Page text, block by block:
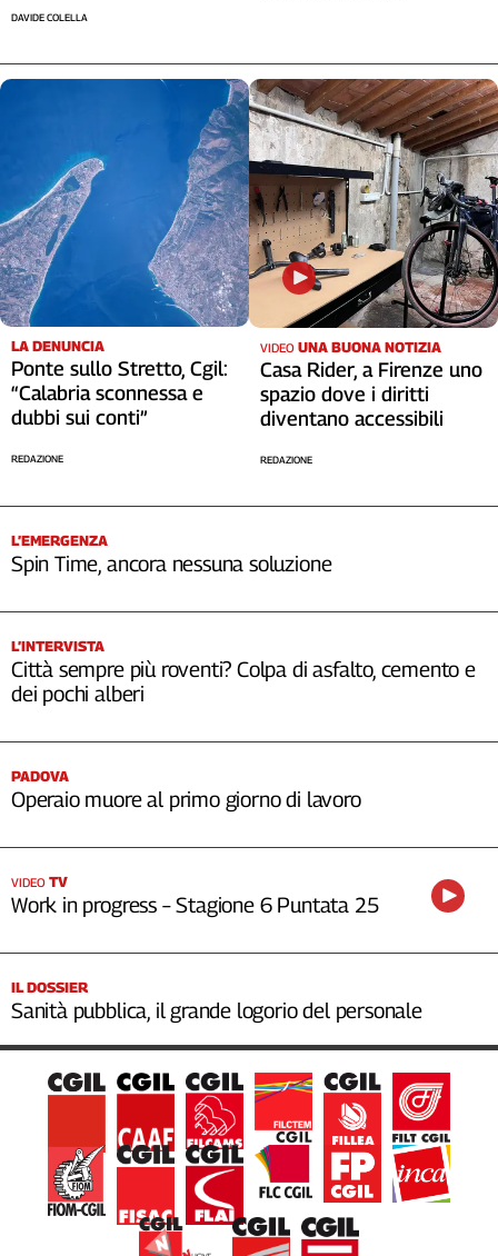
DAVIDE COLELLA
LA DENUNCIA
Ponte sullo Stretto, Cgil:
“Calabria sconnessa e
dubbi sui conti”
REDAZIONE
VIDEO UNA BUONA NOTIZIA
Casa Rider, a Firenze uno
spazio dove i diritti
diventano accessibili
REDAZIONE
L’EMERGENZA
Spin Time, ancora nessuna soluzione
L’INTERVISTA
Città sempre più roventi? Colpa di asfalto, cemento e
dei pochi alberi
PADOVA
Operaio muore al primo giorno di lavoro
VIDEO TV
Work in progress – Stagione 6 Puntata 25
IL DOSSIER
Sanità pubblica, il grande logorio del personale